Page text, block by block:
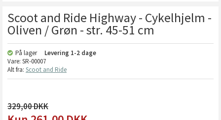
Scoot and Ride Highway - Cykelhjelm -
Oliven / Grøn - str. 45-51 cm
På lager Levering 1-2 dage
Vare: SR-00007
Alt fra: Scoot and Ride
329,00